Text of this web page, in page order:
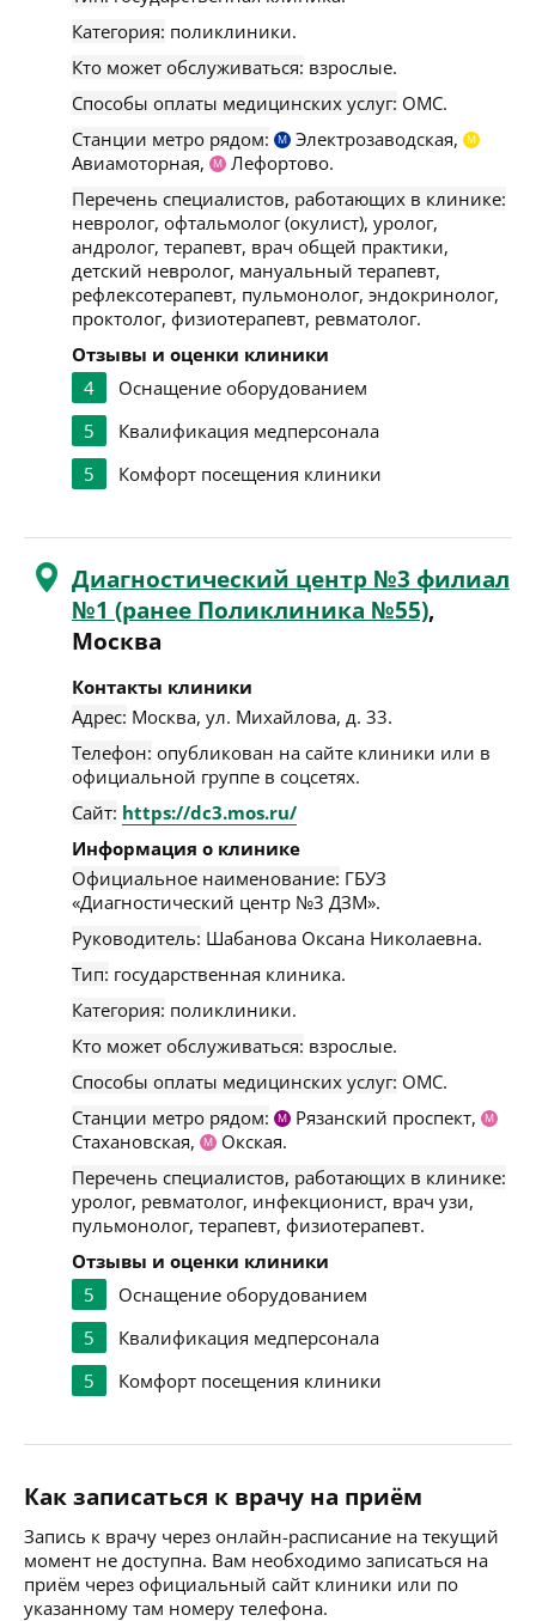
Категория: поликлиники.
Кто может обслуживаться: взрослые.
Способы оплаты медицинских услуг: ОМС.
Станции метро рядом:
М Электрозаводская, М
Авиамоторная, М Лефортово.
Перечень специалистов, работающих в клинике:
невролог, офтальмолог (окулист), уролог,
андролог, терапевт, врач общей практики,
детский невролог, мануальный терапевт,
рефлексотерапевт, пульмонолог, эндокринолог,
проктолог, физиотерапевт, ревматолог.
Отзывы и оценки клиники
4
Оснащение оборудованием
5
Квалификация медперсонала
5
Комфорт посещения клиники
Диагностический центр №3 филиал
№1 (ранее Поликлиника №55),
Москва
Контакты клиники
Адрес: Москва, ул. Михайлова, д. 33.
Телефон: опубликован на сайте клиники или в
официальной группе в соцсетях.
Сайт: https://dc3.mos.ru/
Информация о клинике
Официальное наименование: ГБУЗ
«Диагностический центр №3 ДЗМ».
Руководитель: Шабанова Оксана Николаевна.
Тип: государственная клиника.
Категория: поликлиники.
Кто может обслуживаться: взрослые.
Способы оплаты медицинских услуг: ОМС.
Станции метро рядом:
М Рязанский проспект, М
Стахановская, М
Окская.
Перечень специалистов, работающих в клинике:
уролог, ревматолог, инфекционист, врач узи,
пульмонолог, терапевт, физиотерапевт.
Отзывы и оценки клиники
5
Оснащение оборудованием
5
Квалификация медперсонала
5
Комфорт посещения клиники
Как записаться к врачу на приём
Запись к врачу через онлайн-расписание на текущий
момент не доступна. Вам необходимо записаться на
приём через официальный сайт клиники или по
указанному там номеру телефона.